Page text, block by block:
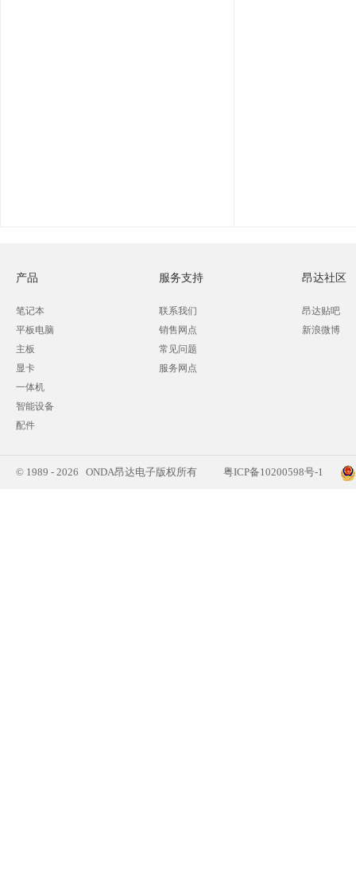
产品
笔记本
平板电脑
主板
显卡
一体机
智能设备
配件
服务支持
联系我们
销售网点
常见问题
服务网点
昂达社区
昂达贴吧
新浪微博
© 1989 - 2026 ONDA昂达电子版权所有 粤ICP备10200598号-1